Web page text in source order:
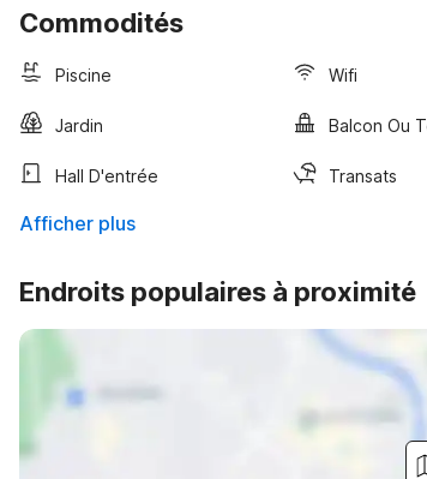
Commodités
Piscine Wifi
Jardin Balcon Ou
Hall D'entrée Transats
Afficher plus
Endroits populaires à proximité